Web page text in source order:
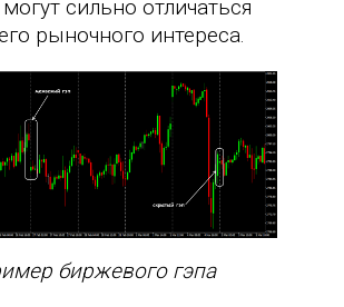
сильно отличаться
рыночного интереса.
биржевого гэпа